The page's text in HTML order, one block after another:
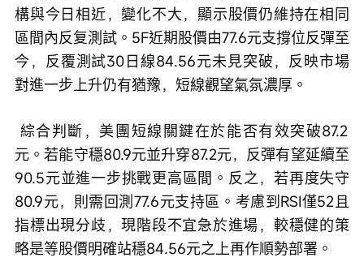
構與今日相近，變化不大，顯示股價仍維持在相同
區間內反复測試。5F近期股價由77.6元支撐位反彈至
今，反覆測試30日線84.56元未見突破，反映市場
對進一步上升仍有猶豫，短線觀望氣氛濃厚。
元。若能守穩80.9元並升穿87.2元，反彈有望延續至
90.5元並進一步挑戰更高區間。反之，若再度失守
80.9元，則需回測77.6元支持區。考慮到RSI僅52且
指標出現分歧，現階段不宜急於進場，較穩健的策
略是等股價明確站穩84.56元之上再作順勢部署。